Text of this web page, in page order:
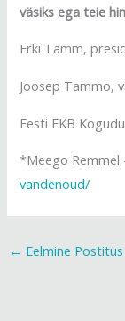
väsiks ega teie
Erki Tamm,
Joosep Tammo,
Eesti EKB
*Meego
vandenoud/
← Eelmine Postitus